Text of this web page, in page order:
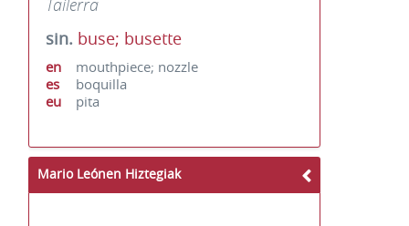
Tailerra
sin. buse; busette
en
mouthpiece; nozzle
es
boquilla
eu
pita
Mario Leónen Hiztegiak